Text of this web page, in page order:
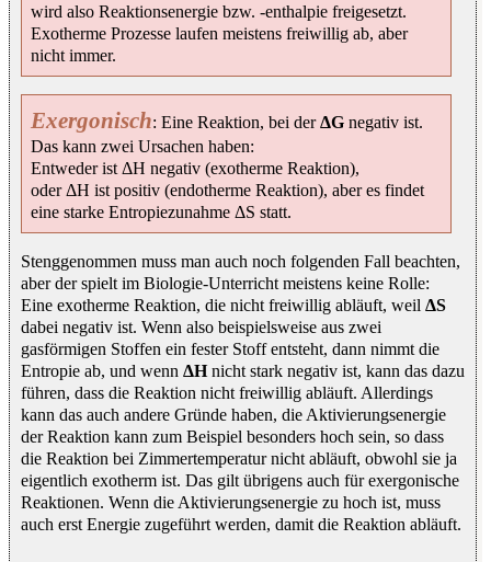
wird also Reaktionsenergie bzw. -enthalpie freigesetzt.
Exotherme Prozesse laufen meistens freiwillig ab, aber
nicht immer.
Exergonisch: Eine Reaktion, bei derΔGnegativ ist.
Das kann zwei Ursachen haben:
Entweder ist ΔH negativ (exotherme Reaktion),
oder ΔH ist positiv (endotherme Reaktion), aber es findet
eine starke Entropiezunahme ΔS statt.
Stenggenommen muss man auch noch folgenden Fall beachten,
aber der spielt im Biologie-Unterricht meistens keine Rolle:
Eine exotherme Reaktion, die nicht freiwillig abläuft, weil ΔS
dabei negativ ist. Wenn also beispielsweise aus zwei
gasförmigen Stoffen ein fester Stoff entsteht, dann nimmt die
Entropie ab, und wenn ΔHnicht stark negativ ist, kann das dazu
führen, dass die Reaktion nicht freiwillig abläuft. Allerdings
kann das auch andere Gründe haben, die Aktivierungsenergie
der Reaktion kann zum Beispiel besonders hoch sein, so dass
die Reaktion bei Zimmertemperatur nicht abläuft, obwohl sie ja
eigentlich exotherm ist. Das gilt übrigens auch für exergonische
Reaktionen. Wenn die Aktivierungsenergie zu hoch ist, muss
auch erst Energie zugeführt werden, damit die Reaktion abläuft.